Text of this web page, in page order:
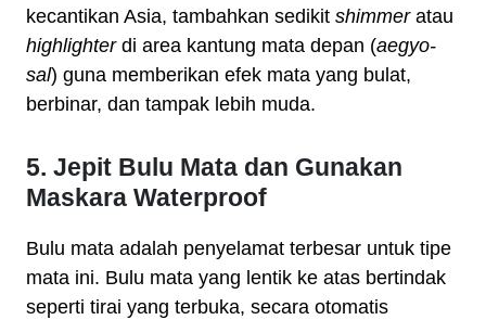
kecantikan Asia, tambahkan sedikit shimmeratau
highlighterdi area kantung mata depan (aegyo-
sal) guna memberikan efek mata yang bulat,
berbinar, dan tampak lebih muda.
5. Jepit Bulu Mata dan Gunakan
Maskara Waterproof
Bulu mata adalah penyelamat terbesar untuk tipe
mata ini. Bulu mata yang lentik ke atas bertindak
seperti tirai yang terbuka, secara otomatis